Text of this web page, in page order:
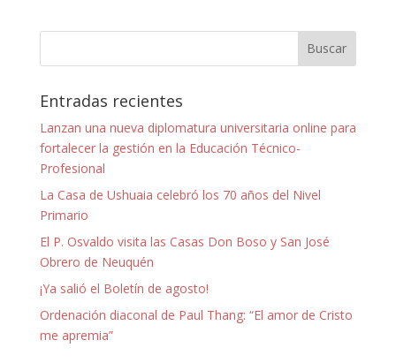
Entradas recientes
Lanzan una nueva diplomatura universitaria online para
fortalecer la gestión en la Educación Técnico-
Profesional
La Casa de Ushuaia celebró los 70 años del Nivel
Primario
El P. Osvaldo visita las Casas Don Boso y San José
Obrero de Neuquén
¡Ya salió el Boletín de agosto!
Ordenación diaconal de Paul Thang: “El amor de Cristo
me apremia”